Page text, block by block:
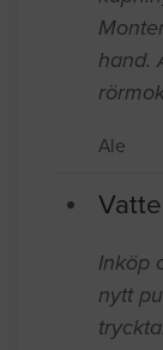
hand.
Ale
Inköp
nytt